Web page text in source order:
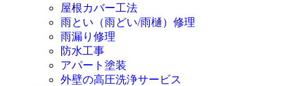
屋根カバー工法
雨とい（雨どい/雨樋）修理
雨漏り修理
防水工事
アパート塗装
外壁の高圧洗浄サービス